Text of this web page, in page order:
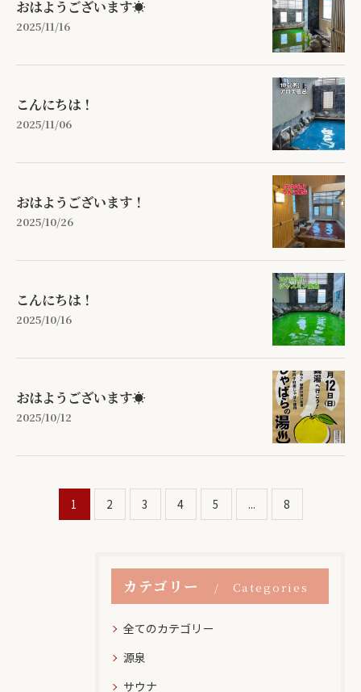
おはようございます☀
2025/11/16
こんにちは！
2025/11/06
おはようございます！
2025/10/26
こんにちは！
2025/10/16
おはようございます☀
2025/10/12
1 2 3 4 5 ... 8
カテゴリー Categories
全てのカテゴリー
源泉
サウナ